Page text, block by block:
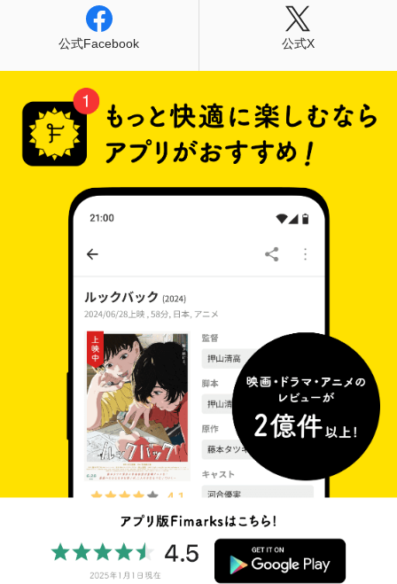
公式Facebook 公式X